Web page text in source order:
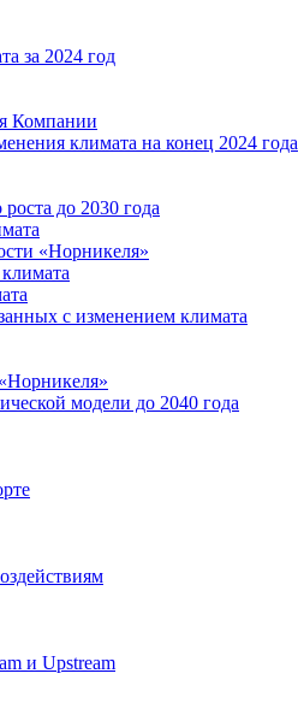
за 2024 год
Компании
климата на конец 2024 года
до 2030 года
«Норникеля»
с изменением климата
модели до 2040 года
и Upstream